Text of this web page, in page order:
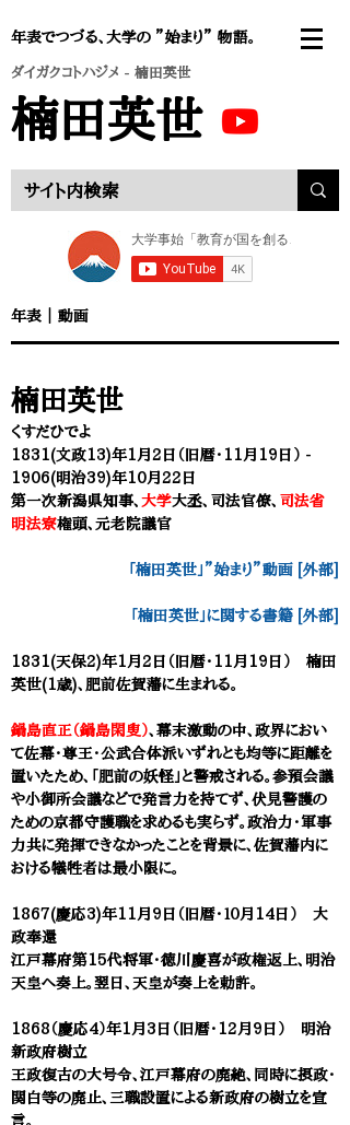
年表でつづる、大学の ”始まり” 物語。
ダイガクコトハジメ - 楠田英世
楠田英世
年表 ｜ 動画
楠田英世
くすだひでよ
1831(文政13)年1月2日（旧暦・ 11月19日） -
1906(明治39)年10月22日
第一次新潟県知事、 大学大丞、司法官僚、 司法省
明法寮権頭、元老院議官
「楠田英世」”始まり”動画 [外部]
「楠田英世」に関する書籍 [外部]
1831(天保2)年1月2日（旧暦・ 11月19日） 楠田
英世(1歳)、肥前佐賀藩に生まれる。
鍋島直正（鍋島閑叟）、幕末激動の中、政界におい
て佐幕・尊王・公武合体派いずれとも均等に距離を
置いたため、「肥前の妖怪」と警戒される。参預会議
や小御所会議などで発言力を持てず、伏見警護の
ための京都守護職を求めるも実らず。政治力・軍事
力共に発揮できなかったことを背景に、佐賀藩内に
おける犠牲者は最小限に。
1867(慶応3)年11月9日（旧暦・１０月14日） 大
政奉還
江戸幕府第15代将軍・徳川慶喜が政権返上、明治
天皇へ奏上。翌日、天皇が奏上を勅許。
1868（慶応4）年1月3日（旧暦・12月9日） 明治
新政府樹立
王政復古の大号令、江戸幕府の廃絶、同時に摂政・
関白等の廃止、三職設置による新政府の樹立を宣
言。